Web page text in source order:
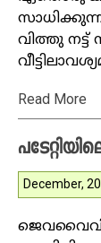
വിത്തു
Read More
December,